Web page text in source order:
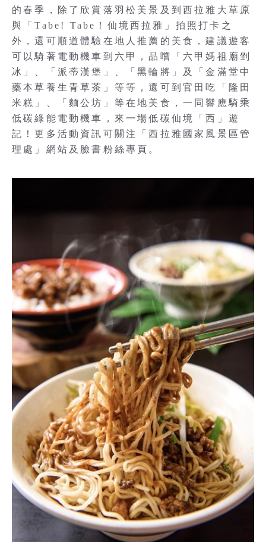
的春季，除了欣賞落羽松美景及到西拉雅大草原
與「Tabe! Tabe！仙境西拉雅」拍照打卡之
外，還可順道體驗在地人推薦的美食，建議遊客
可以騎著電動機車到六甲，品嚐「六甲媽祖廟剉
冰」、「派蒂漢堡」、「黑輪將」及「金滿堂中
藥本草養生青草茶」等等，還可到官田吃「隆田
米糕」、「麵公坊」等在地美食，一同響應騎乘
低碳綠能電動機車，來一場低碳仙境「西」遊
記！更多活動資訊可關注「西拉雅國家風景區管
理處」網站及臉書粉絲專頁。